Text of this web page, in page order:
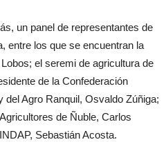
un panel de representantes de
entre los que se encuentran la
el seremi de agricultura de
de la Confederación
Agro Ranquil, Osvaldo Zúñiga;
de Ñuble, Carlos
Sebastián Acosta.